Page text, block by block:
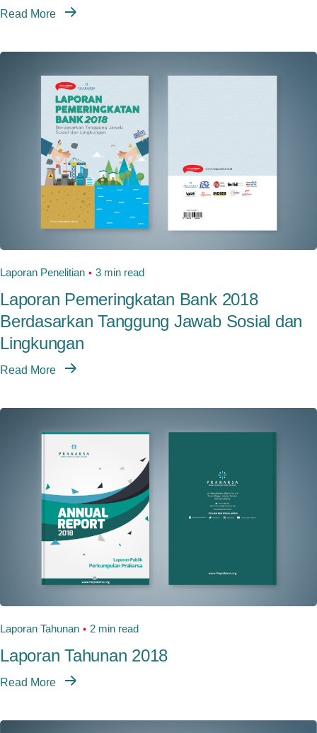
Read More
Laporan Penelitian 3 min read
Laporan Pemeringkatan Bank 2018
Berdasarkan Tanggung Jawab Sosial dan
Lingkungan
Read More
Laporan Tahunan 2 min read
Laporan Tahunan 2018
Read More